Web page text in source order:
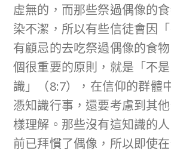
虛無的，而那些祭過偶像的
染不潔，所以有些信徒會因
有顧忌的去吃祭過偶像的食
個很重要的原則，就是「不
識」（8:7），在信仰的群體
憑知識行事，還要考慮到其
樣理解。那些沒有這知識的
前已拜慣了偶像，所以即使